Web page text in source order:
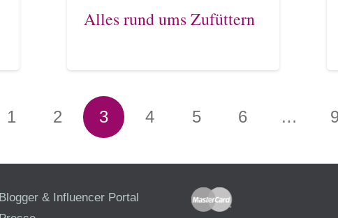
Alles rund ums Zufüttern
1 2 3 4 5 6 …
Blogger & Influencer Portal